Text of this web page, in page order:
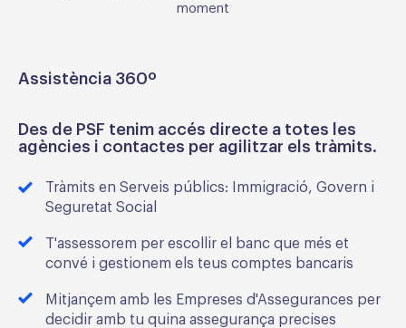
moment
Assistència 360º
Des de PSF tenim accés directe a totes les
agències i contactes per agilitzar els tràmits.
Tràmits en Serveis públics: Immigració, Govern i
Seguretat Social
T'assessorem per escollir el banc que més et
convé i gestionem els teus comptes bancaris
Mitjançem amb les Empreses d'Assegurances per
decidir amb tu quina assegurança precises